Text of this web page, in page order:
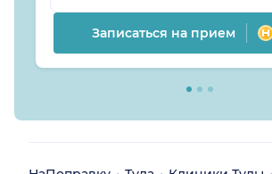
Записаться на прием